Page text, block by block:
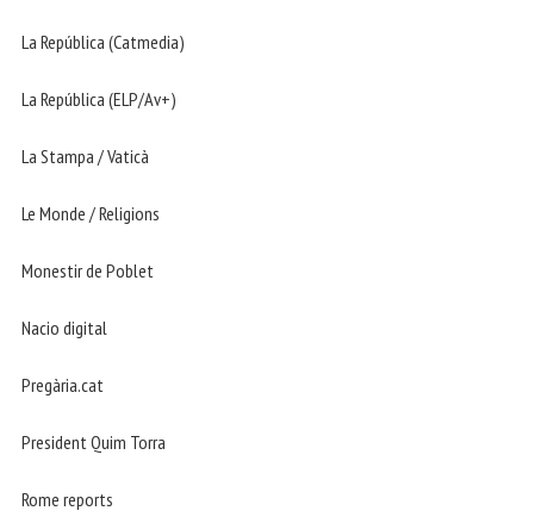
La República (Catmedia)
La República (ELP/Av+)
La Stampa / Vaticà
Le Monde / Religions
Monestir de Poblet
Nacio digital
Pregària.cat
President Quim Torra
Rome reports